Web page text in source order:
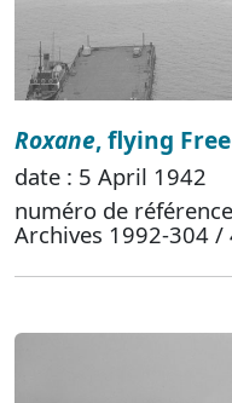
Roxane, flying
date : 5 April 1942
numéro de
Archives 1992-304 /